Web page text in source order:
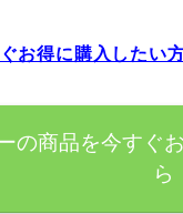
お得に購入したい
の商品を今すぐ
ら